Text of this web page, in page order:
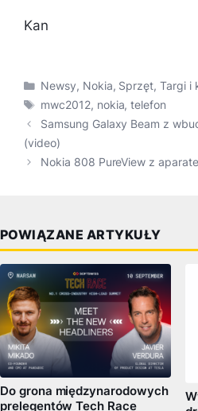
Kan
Kategorie
Newsy, Nokia, Sprzęt,Targi i
Tagi
mwc2012, nokia,telefon
Samsung Galaxy Beam z
(video)
Nokia 808 PureView z
POWIĄZANE ARTYKUŁY
Do grona międzynarodowych
prelegentów Tech Race